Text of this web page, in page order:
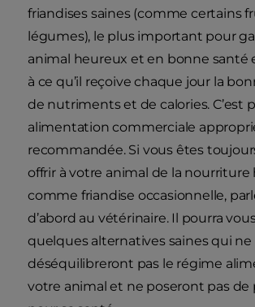
friandises saines (comme certains
légumes), le plus important pour
animal heureux et en bonne santé
à ce qu’il reçoive chaque jour la
de nutriments et de calories. C’est
alimentation commerciale
recommandée. Si vous êtes
offrir à votre animal de la nourriture
comme friandise occasionnelle,
d’abord au vétérinaire. Il pourra
quelques alternatives saines qui ne
déséquilibreront pas le régime
votre animal et ne poseront pas de